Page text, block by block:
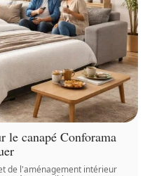
le canapé Conforama
de l'aménagement intérieur